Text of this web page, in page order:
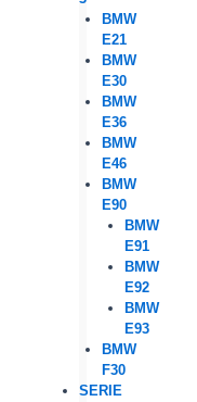
BMW
E21
BMW
E30
BMW
E36
BMW
E46
BMW
E90
BMW
E91
BMW
E92
BMW
E93
BMW
F30
SERIE